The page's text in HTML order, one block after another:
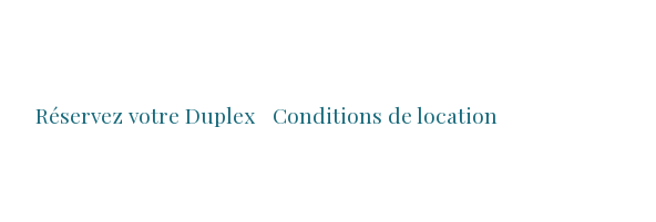
Réservez votre Duplex Conditions de location